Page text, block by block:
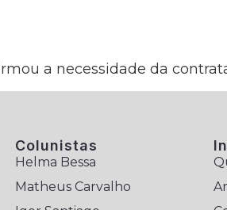
a necessidade da
Colunistas
Helma Bessa
Matheus Carvalho